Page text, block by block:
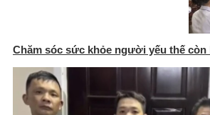
Chăm sóc sức khỏe người yếu thế còn